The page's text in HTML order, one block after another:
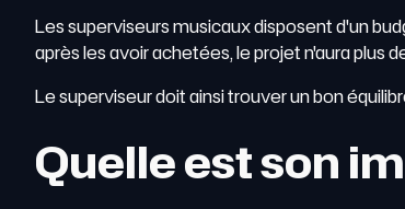
Les superviseurs musicaux disposent d'un
après les avoir achetées, le projet n'aura plus
Le superviseur doit ainsi trouver un bon
Quelle est son